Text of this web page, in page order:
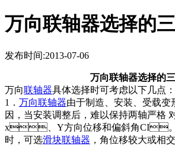
万向联轴器选择的
发布时间:2013-07-06
万向联轴器选择的
万向联轴器具体选择时可考虑以下几点：
1． 万向联轴器由于制造、安装、受
因，当安装调整后，难以保持两轴严格 对
x、Y方向位移和偏斜角CI。
时，可选滑块联轴器 ，角位移较大或